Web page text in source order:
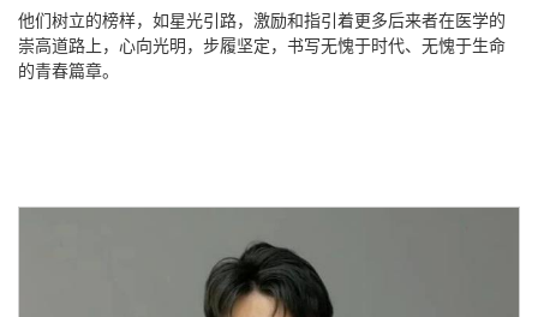
他们树立的榜样，如星光引路，激励和指引着更多后来者在医学的
崇高道路上，心向光明，步履坚定，书写无愧于时代、无愧于生命
的青春篇章。